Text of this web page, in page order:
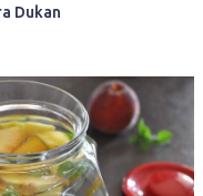
Dukan